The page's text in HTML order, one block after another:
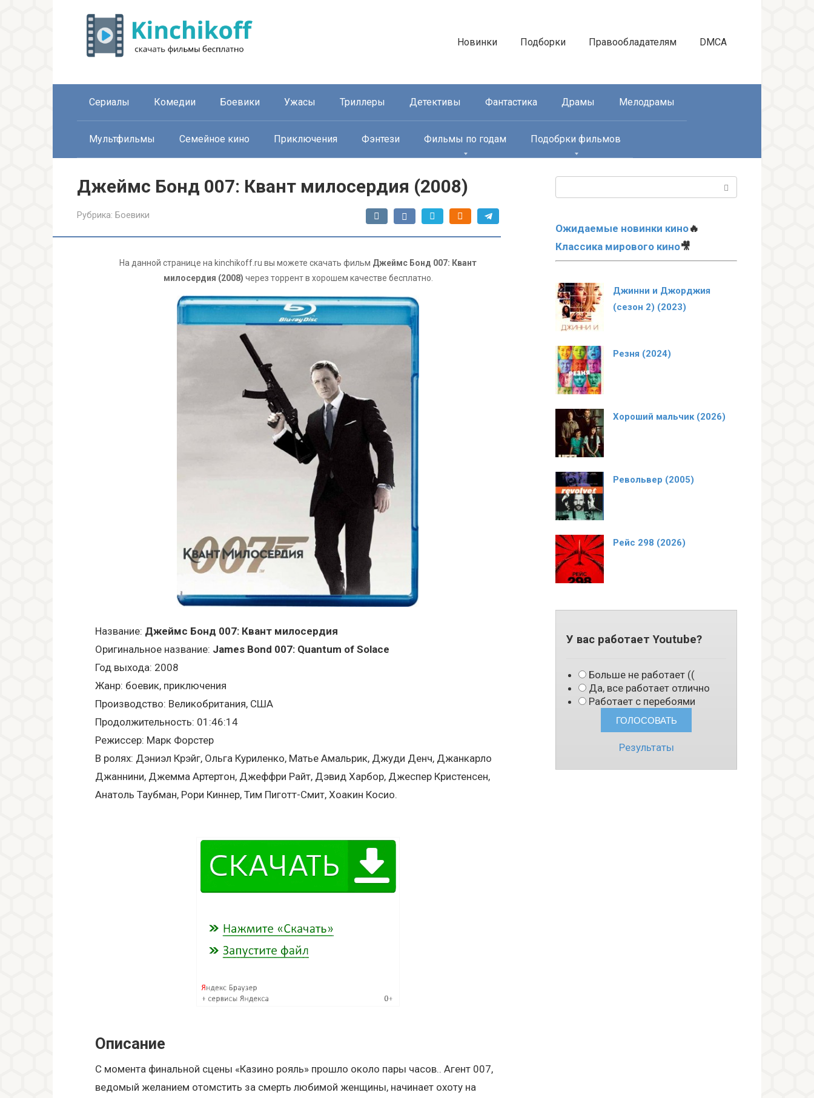
Новинки Подборки Правообладателям DMCA
Сериалы Комедии Боевики Ужасы Триллеры Детективы Фантастика Драмы Мелодрамы
Мультфильмы Семейное кино Приключения Фэнтези Фильмы по годам Подобрки фильмов
Джеймс Бонд 007: Квант милосердия (2008)
Рубрика: Боевики
На данной странице на kinchikoff.ru вы можете скачать фильм Джеймс Бонд 007: Квант
милосердия (2008) через торрент в хорошем качестве бесплатно.
Название: Джеймс Бонд 007: Квант милосердия
Оригинальное название: James Bond 007: Quantum of Solace
Год выхода: 2008
Жанр: боевик, приключения
Производство: Великобритания, США
Продолжительность: 01:46:14
Режиссер: Марк Форстер
В ролях: Дэниэл Крэйг, Ольга Куриленко, Матье Амальрик, Джуди Денч, Джанкарло
Джаннини, Джемма Артертон, Джеффри Райт, Дэвид Харбор, Джеспер Кристенсен,
Анатоль Таубман, Рори Киннер, Тим Пиготт-Смит, Хоакин Косио.
Описание
С момента финальной сцены «Казино рояль» прошло около пары часов.. Агент 007,
ведомый желанием отомстить за смерть любимой женщины, начинает охоту на
Ожидаемые новинки кино🔥
Классика мирового кино🎥
Джинни и Джорджия
(сезон 2) (2023)
Резня (2024)
Хороший мальчик (2026)
Револьвер (2005)
Рейс 298 (2026)
У вас работает Youtube?
Больше не работает ((
Да, все работает отлично
Работает с перебоями
Результаты